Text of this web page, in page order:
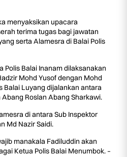
menyaksikan upacara
terima tugas bagi jawatan
serta Alamesra di Balai Polis
Polis Balai Inanam dilaksanakan
Mohd Yusof dengan Mohd
Balai Luyang dijalankan antara
Roslan Abang Sharkawi.
di antara Sub Inspektor
Md Nazir Saidi.
manakala Fadiluddin akan
Ketua Polis Balai Menumbok. –